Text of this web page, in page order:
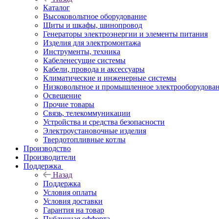
Каталог
Высоковольтное оборудование
Щиты и шкафы, шинопровод
Генераторы электроэнергии и элементы питания
Изделия для электромонтажа
Инструменты, техника
Кабеленесущие системы
Кабели, провода и аксессуары
Климатические и инженерные системы
Низковольтное и промышленное
Освещение
Прочие товары
Связь, телекоммуникации
Устройства и средства безопасности
Электроустановочные изделия
Твердотопливные котлы
Производство
Производители
Поддержка
Назад
Поддержка
Условия оплаты
Условия доставки
Гарантия на товар